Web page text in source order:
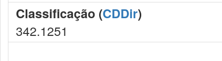
Classificação (CDDir)
342.1251